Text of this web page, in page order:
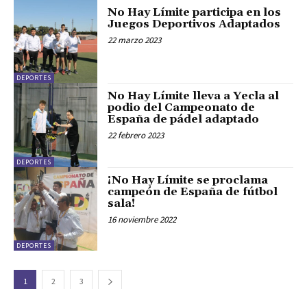
DEPORTES
No Hay Límite participa en los
Juegos Deportivos Adaptados
22 marzo 2023
DEPORTES
No Hay Límite lleva a Yecla al
podio del Campeonato de
España de pádel adaptado
22 febrero 2023
DEPORTES
¡No Hay Límite se proclama
campeón de España de fútbol
sala!
16 noviembre 2022
1 2 3